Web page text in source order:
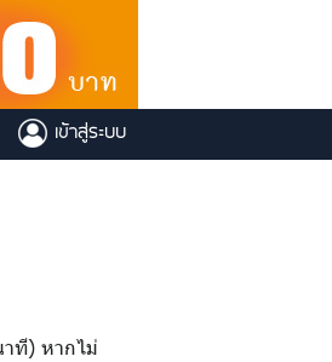
เข้าสู่ระบบ
าที) หากไม่